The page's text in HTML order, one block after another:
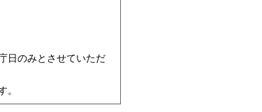
日のみとさせていただ
。